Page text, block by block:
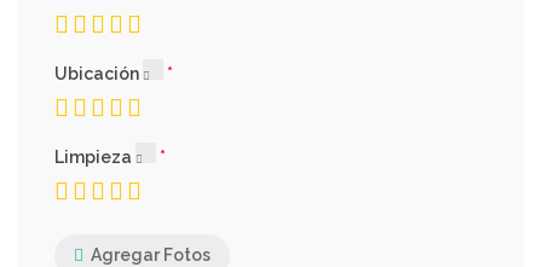
Ubicación
Limpieza
Agregar Fotos